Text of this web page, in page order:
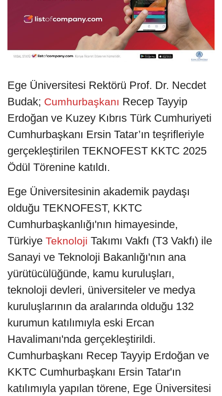
Ege Üniversitesi Rektörü Prof. Dr. Necdet
Budak; Cumhurbaşkanı Recep Tayyip
Erdoğan ve Kuzey Kıbrıs Türk Cumhuriyeti
Cumhurbaşkanı Ersin Tatar’ın teşrifleriyle
gerçekleştirilen TEKNOFEST KKTC 2025
Ödül Törenine katıldı.
Ege Üniversitesinin akademik paydaşı
olduğu TEKNOFEST, KKTC
Cumhurbaşkanlığı'nın himayesinde,
Türkiye Teknoloji Takımı Vakfı (T3 Vakfı) ile
Sanayi ve Teknoloji Bakanlığı'nın ana
yürütücülüğünde, kamu kuruluşları,
teknoloji devleri, üniversiteler ve medya
kuruluşlarının da aralarında olduğu 132
kurumun katılımıyla eski Ercan
Havalimanı'nda gerçekleştirildi.
Cumhurbaşkanı Recep Tayyip Erdoğan ve
KKTC Cumhurbaşkanı Ersin Tatar'ın
katılımıyla yapılan törene, Ege Üniversitesi